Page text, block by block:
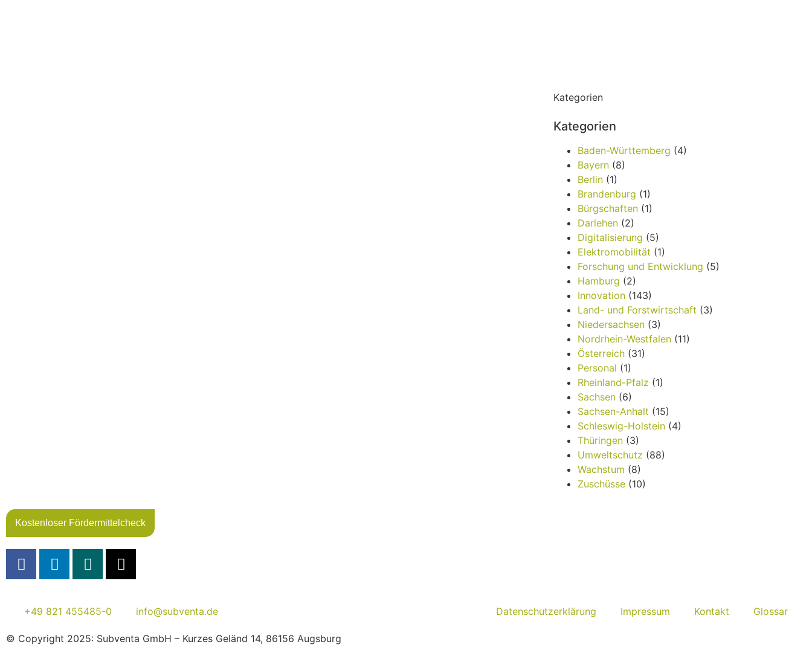
Kategorien
Kategorien
Baden-Württemberg (4)
Bayern(8)
Berlin(1)
Brandenburg (1)
Bürgschaften(1)
Darlehen(2)
Digitalisierung (5)
Elektromobilität (1)
Forschung und Entwicklung (5)
Hamburg (2)
Innovation(143)
Land- und Forstwirtschaft (3)
Niedersachsen(3)
Nordrhein-Westfalen(11)
Österreich(31)
Personal (1)
Rheinland-Pfalz (1)
Sachsen(6)
Sachsen-Anhalt (15)
Schleswig-Holstein(4)
Thüringen(3)
Umweltschutz (88)
Wachstum (8)
Zuschüsse(10)
Kostenloser Fördermittelcheck
+49 821 455485-0 info@subventa.de Datenschutzerklärung Impressum Kontakt Glossar
© Copyright 2025: Subventa GmbH – Kurzes Geländ 14, 86156 Augsburg